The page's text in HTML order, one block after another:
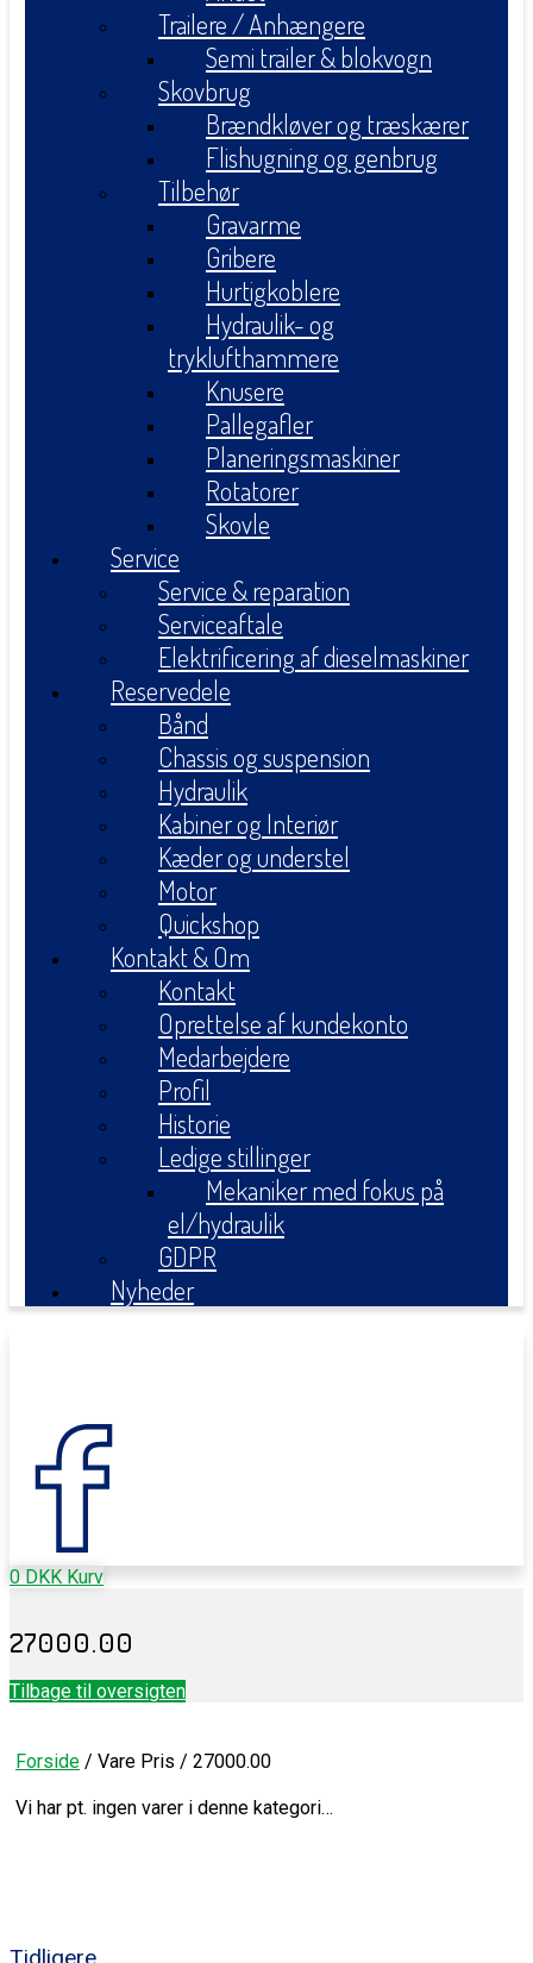
Trailere / Anhængere
Semi trailer & blokvogn
Skovbrug
Brændkløver og træskærer
Flishugning og genbrug
Tilbehør
Gravarme
Gribere
Hurtigkoblere
Hydraulik- og
tryklufthammere
Knusere
Pallegafler
Planeringsmaskiner
Rotatorer
Skovle
Service
Service & reparation
Serviceaftale
Elektrificering af dieselmaskiner
Reservedele
Bånd
Chassis og suspension
Hydraulik
Kabiner og Interiør
Kæder og understel
Motor
Quickshop
Kontakt & Om
Kontakt
Oprettelse af kundekonto
Medarbejdere
Profil
Historie
Ledige stillinger
Mekaniker med fokus på
el/hydraulik
GDPR
Nyheder
0 DKK Kurv
27000.00
Tilbage til oversigten
Forside / Vare Pris / 27000.00
Vi har pt. ingen varer i denne kategori…